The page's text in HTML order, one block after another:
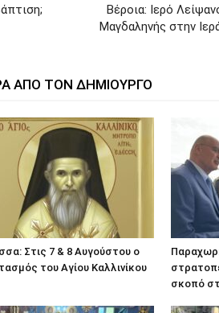
Βέροια: Ιερό
Μαγδαληνής στην
ΑΠΟ ΤΟΝ ΔΗΜΙΟΥΡΓΟ
Στις 7 & 8 Αυγούστου ο
του Αγίου Καλλινίκου
σκοπό